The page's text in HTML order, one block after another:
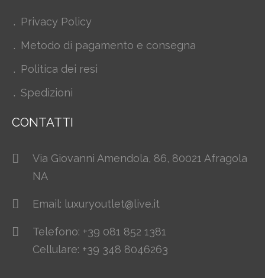
Privacy Policy
Metodo di pagamento e consegna
Politica dei resi
Spedizioni
CONTATTI
Via Giovanni Amendola, 86, 80021 Afragola
NA
Email: luxuryoutlet@live.it
Telefono: +39 081 852 1381
Cellulare: +39 348 8046263